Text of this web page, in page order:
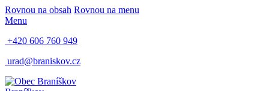
Rovnou na obsah Rovnou na menu
Menu
+420 606 760 949
urad@braniskov.cz